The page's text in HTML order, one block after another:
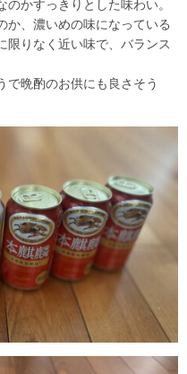
かすっきりとした味わい。
か、濃いめの味になっている
限りなく近い味で、バランス
で晩酌のお供にも良さそう